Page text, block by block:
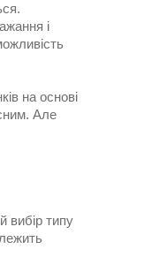
і
на основі
Але
вибір типу